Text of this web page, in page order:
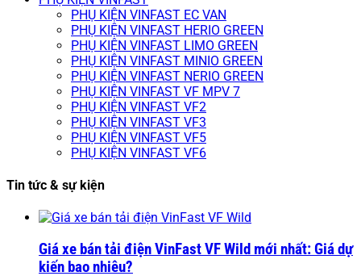
PHỤ KIỆN VINFAST EC VAN
PHỤ KIỆN VINFAST HERIO GREEN
PHỤ KIỆN VINFAST LIMO GREEN
PHỤ KIỆN VINFAST MINIO GREEN
PHỤ KIỆN VINFAST NERIO GREEN
PHỤ KIỆN VINFAST VF MPV 7
PHỤ KIỆN VINFAST VF2
PHỤ KIỆN VINFAST VF3
PHỤ KIỆN VINFAST VF5
PHỤ KIỆN VINFAST VF6
Tin tức & sự kiện
Giá xe bán tải điện VinFast VF Wild mới nhất: Giá dự
kiến bao nhiêu?